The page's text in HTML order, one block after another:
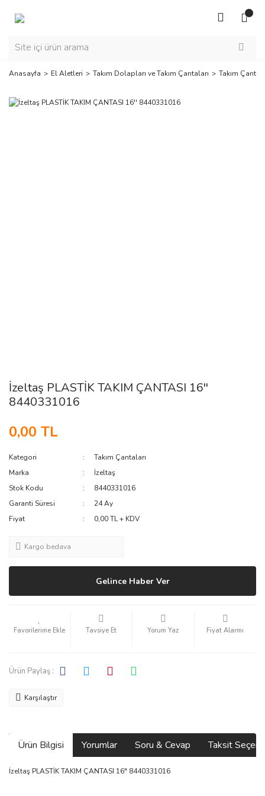
Anasayfa El Aletleri Takım Dolapları ve Takım Çantaları Takım
İzeltaş PLASTİK TAKIM ÇANTASI 16''
8440331016
0,00 TL
Kategori
Takım Çantaları
Marka
İzeltaş
Stok Kodu
8440331016
Garanti Süresi
24 Ay
Fiyat
0,00 TL + KDV
Kargo bedava
Gelince Haber Ver
Tavsiye Et Yorum Yaz Fiyat Alarmı
Ürün Paylaş :
Karşılaştır
Ürün Bilgisi Yorumlar Soru & Cevap Taksit
İzeltaş PLASTİK TAKIM ÇANTASI 16" 8440331016